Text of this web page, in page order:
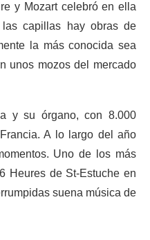
y Mozart celebró en ella
capillas hay obras de
la más conocida sea
unos mozos del mercado
y su órgano, con 8.000
A lo largo del año
Uno de los más
Heures de St-Estuche en
suena música de